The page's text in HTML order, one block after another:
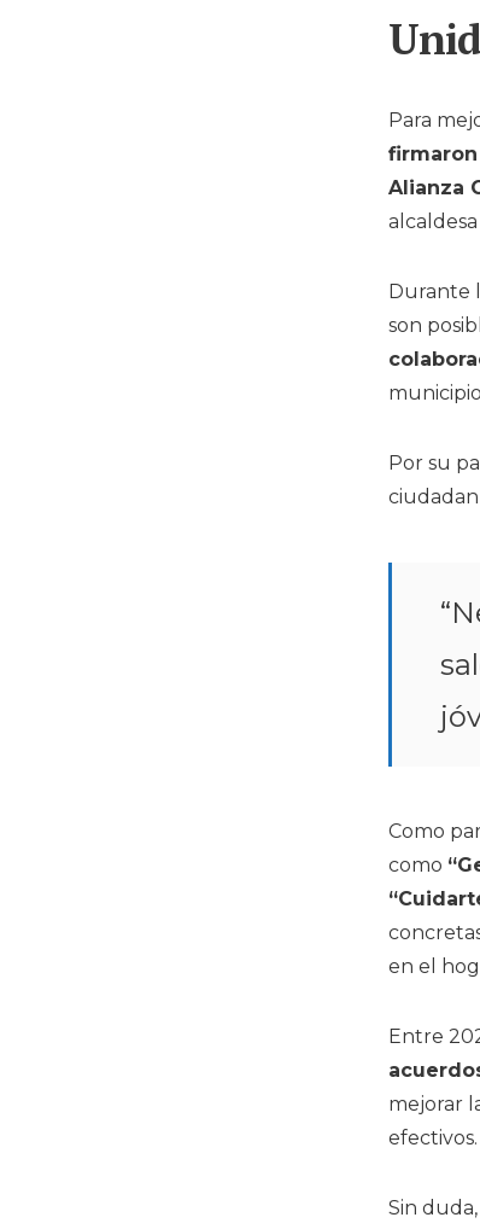
Para
Alianza
alcaldesa
Durante
son
Por su
Como
como
en el
Entre
mejorar
efectivos.
Sin